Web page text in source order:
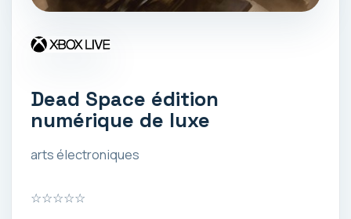
Dead Space édition
numérique de luxe
arts électroniques
☆☆☆☆☆